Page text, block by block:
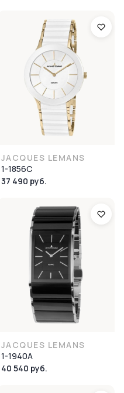
JACQUES LEMANS
1-1856C
37 490 руб.
JACQUES LEMANS
1-1940A
40 540 руб.